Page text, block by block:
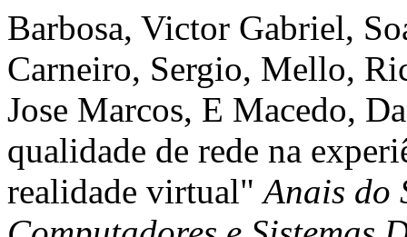
Barbosa, Victor Gabriel,
Carneiro, Sergio, Mello,
Jose Marcos, E Macedo,
qualidade de rede na
realidade virtual"Anais do